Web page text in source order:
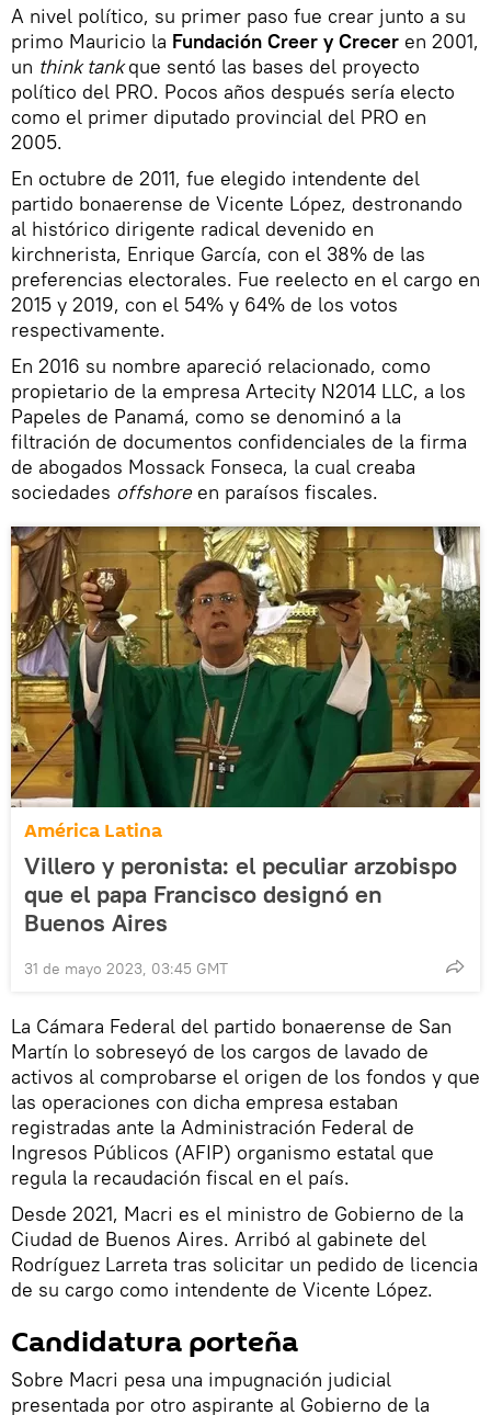
A nivel político, su primer paso fue crear junto a su
primo Mauricio la Fundación Creer y Crecer en 2001,
un think tankque sentó las bases del proyecto
político del PRO. Pocos años después sería electo
como el primer diputado provincial del PRO en
2005.
En octubre de 2011, fue elegido intendente del
partido bonaerense de Vicente López, destronando
al histórico dirigente radical devenido en
kirchnerista, Enrique García, con el 38% de las
preferencias electorales. Fue reelecto en el cargo en
2015 y 2019, con el 54% y 64% de los votos
respectivamente.
En 2016 su nombre apareció relacionado, como
propietario de la empresa Artecity N2014 LLC, a los
Papeles de Panamá, como se denominó a la
filtración de documentos confidenciales de la firma
de abogados Mossack Fonseca, la cual creaba
sociedades offshoreen paraísos fiscales.
América Latina
Villero y peronista: el peculiar arzobispo
que el papa Francisco designó en
Buenos Aires
31 de mayo 2023, 03:45 GMT
La Cámara Federal del partido bonaerense de San
Martín lo sobreseyó de los cargos de lavado de
activos al comprobarse el origen de los fondos y que
las operaciones con dicha empresa estaban
registradas ante la Administración Federal de
Ingresos Públicos (AFIP) organismo estatal que
regula la recaudación fiscal en el país.
Desde 2021, Macri es el ministro de Gobierno de la
Ciudad de Buenos Aires. Arribó al gabinete del
Rodríguez Larreta tras solicitar un pedido de licencia
de su cargo como intendente de Vicente López.
Candidatura porteña
Sobre Macri pesa una impugnación judicial
presentada por otro aspirante al Gobierno de la